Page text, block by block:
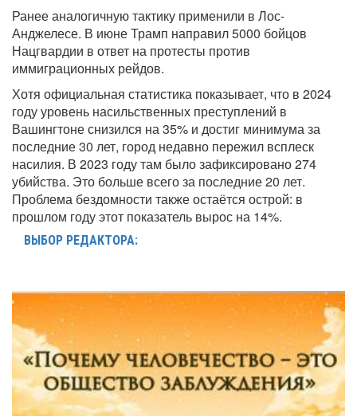
Ранее аналогичную тактику применили в Лос-
Анджелесе. В июне Трамп направил 5000 бойцов
Нацгвардии в ответ на протесты против
иммиграционных рейдов.
Хотя официальная статистика показывает, что в 2024
году уровень насильственных преступлений в
Вашингтоне снизился на 35% и достиг минимума за
последние 30 лет, город недавно пережил всплеск
насилия. В 2023 году там было зафиксировано 274
убийства. Это больше всего за последние 20 лет.
Проблема бездомности также остаётся острой: в
прошлом году этот показатель вырос на 14%.
ВЫБОР РЕДАКТОРА: